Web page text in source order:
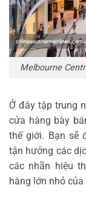
Melbourne
Ở đây tập trung
cửa hàng bày
thế giới. Bạn sẽ
tận hưởng các
các nhãn hiệu
hàng lớn nhỏ